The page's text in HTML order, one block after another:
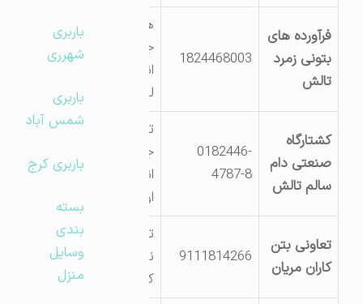
فرآورده های
بتونی زمرد
تالش
1824468003
هشتپر اسالم
جنب پاسگاه
انتظامی اسالم
لمرسفلی
کشتارگاه
صنعتی دام
سالم تالش
0182446-
4787-8
جاده تالش به
انزلی روستای
اولاکری اسالم
تعاونی بتن
کاران مریان
9111814266
تالش سه راه سید
نیکی روستای
کواکری
باربری
شهرری
باربری
شمس آباد
باربری کرج
بسته
بندی
وسایل
منزل